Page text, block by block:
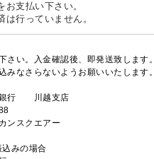
お支払い下さい。
は行っていません。
さい。入金確認後、即発送致します。
なさらないようお願いいたします。
銀行 川越支店
ンスクエアー
みの場合